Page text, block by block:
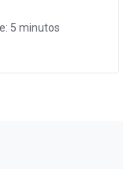
5 minutos